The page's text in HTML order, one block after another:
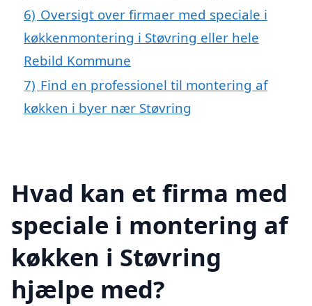
6) Oversigt over firmaer med speciale i
køkkenmontering i Støvring eller hele
Rebild Kommune
7) Find en professionel til montering af
køkken i byer nær Støvring
Hvad kan et firma med
speciale i montering af
køkken i Støvring
hjælpe med?